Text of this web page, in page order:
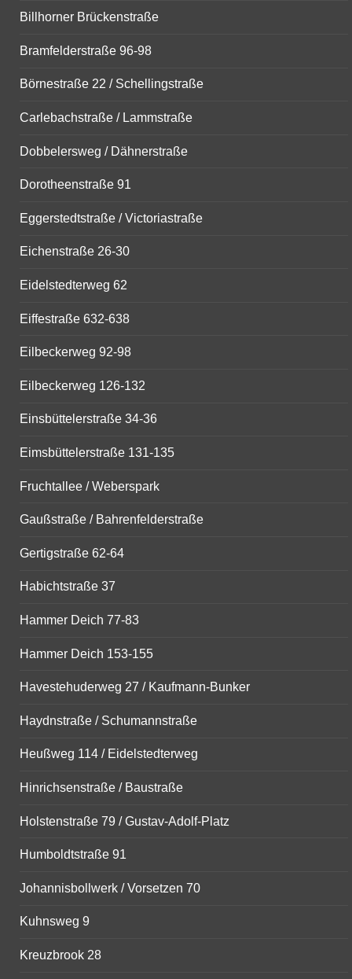
Billhorner Brückenstraße
Bramfelderstraße 96-98
Börnestraße 22 / Schellingstraße
Carlebachstraße / Lammstraße
Dobbelersweg / Dähnerstraße
Dorotheenstraße 91
Eggerstedtstraße / Victoriastraße
Eichenstraße 26-30
Eidelstedterweg 62
Eiffestraße 632-638
Eilbeckerweg 92-98
Eilbeckerweg 126-132
Einsbüttelerstraße 34-36
Eimsbüttelerstraße 131-135
Fruchtallee / Weberspark
Gaußstraße / Bahrenfelderstraße
Gertigstraße 62-64
Habichtstraße 37
Hammer Deich 77-83
Hammer Deich 153-155
Havestehuderweg 27 / Kaufmann-Bunker
Haydnstraße / Schumannstraße
Heußweg 114 / Eidelstedterweg
Hinrichsenstraße / Baustraße
Holstenstraße 79 / Gustav-Adolf-Platz
Humboldtstraße 91
Johannisbollwerk / Vorsetzen 70
Kuhnsweg 9
Kreuzbrook 28